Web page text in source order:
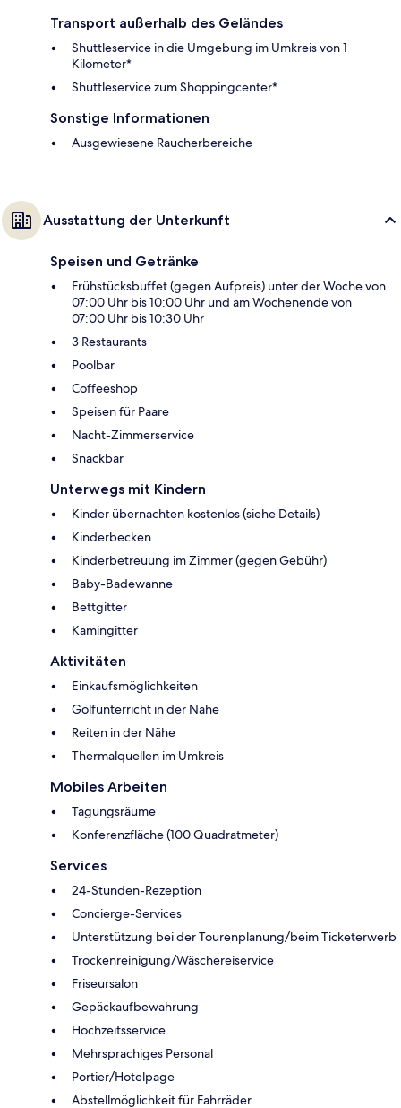
Transport außerhalb des Geländes
Shuttleservice in die Umgebung im Umkreis von 1
Kilometer*
Shuttleservice zum Shoppingcenter*
Sonstige Informationen
Ausgewiesene Raucherbereiche
Ausstattung der Unterkunft
Speisen und Getränke
Frühstücksbuffet (gegen Aufpreis) unter der Woche von
07:00 Uhr bis 10:00 Uhr und am Wochenende von
07:00 Uhr bis 10:30 Uhr
3 Restaurants
Poolbar
Coffeeshop
Speisen für Paare
Nacht-Zimmerservice
Snackbar
Unterwegs mit Kindern
Kinder übernachten kostenlos (siehe Details)
Kinderbecken
Kinderbetreuung im Zimmer (gegen Gebühr)
Baby-Badewanne
Bettgitter
Kamingitter
Aktivitäten
Einkaufsmöglichkeiten
Golfunterricht in der Nähe
Reiten in der Nähe
Thermalquellen im Umkreis
Mobiles Arbeiten
Tagungsräume
Konferenzfläche (100 Quadratmeter)
Services
24-Stunden-Rezeption
Concierge-Services
Unterstützung bei der Tourenplanung/beim Ticketerwerb
Trockenreinigung/Wäschereiservice
Friseursalon
Gepäckaufbewahrung
Hochzeitsservice
Mehrsprachiges Personal
Portier/Hotelpage
Abstellmöglichkeit für Fahrräder